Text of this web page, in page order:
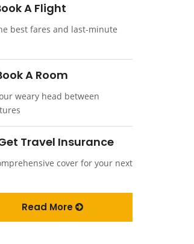
A Flight
best fares and last-minute
A Room
weary head between
Travel Insurance
cover for your next
Read More